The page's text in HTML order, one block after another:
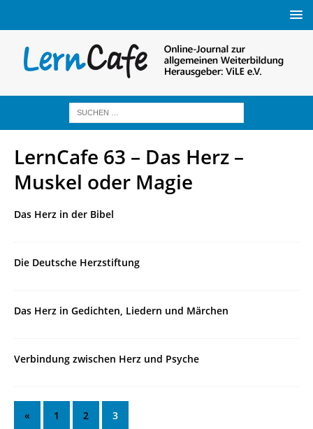
LernCafe 63 – Das Herz –
Muskel oder Magie
Das Herz in der Bibel
Die Deutsche Herzstiftung
Das Herz in Gedichten, Liedern und Märchen
Verbindung zwischen Herz und Psyche
« 1 2 3